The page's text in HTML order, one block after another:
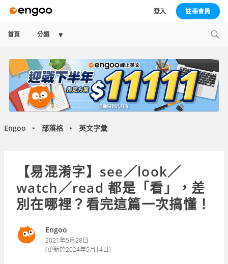
登入 註冊會員
首頁 分類
Expand
menu
Engoo ► 部落格 ► 英文字彙
【易混淆字】see／look／
watch／read 都是「看」，差
別在哪裡？看完這篇一次搞懂！
Engoo
2021年5月28日
(更新於2024年5月14日)